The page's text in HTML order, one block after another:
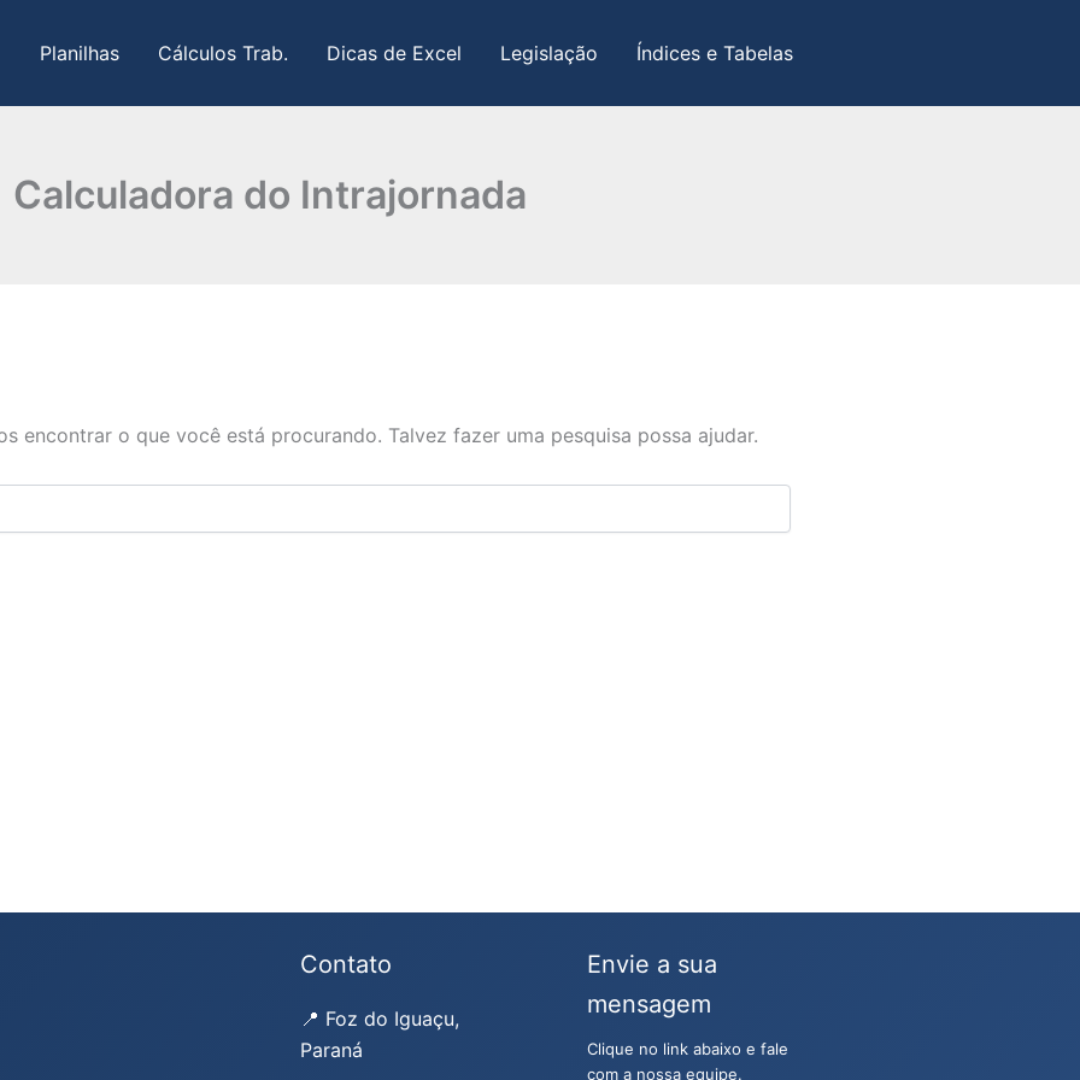
Planilhas Cálculos Trab. Dicas de Excel Legislação Índices e Tabelas
Calculadora do Intrajornada
encontrar o que você está procurando. Talvez fazer uma pesquisa possa ajudar.
Contato
📍 Foz do Iguaçu,
Paraná
Envie a sua
mensagem
Clique no link abaixo e fale
com a nossa equipe.